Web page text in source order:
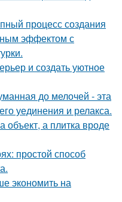
процесс создания
эффектом с
и создать уютное
до мелочей - эта
уединения и релакса.
объект, а плитка вроде
простой способ
экономить на